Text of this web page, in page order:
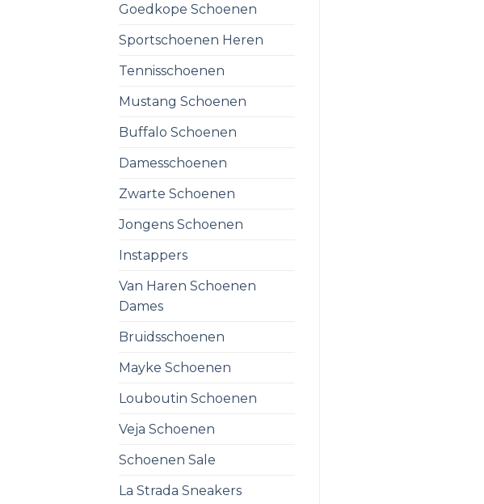
Goedkope Schoenen
Sportschoenen Heren
Tennisschoenen
Mustang Schoenen
Buffalo Schoenen
Damesschoenen
Zwarte Schoenen
Jongens Schoenen
Instappers
Van Haren Schoenen
Dames
Bruidsschoenen
Mayke Schoenen
Louboutin Schoenen
Veja Schoenen
Schoenen Sale
La Strada Sneakers